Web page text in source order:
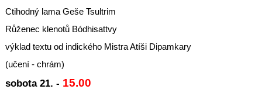
Ctihodný lama Geše Tsultrim
Růženec klenotů Bódhisattvy
výklad textu od indického Mistra Atíši Dipamkary
(učení - chrám)
sobota 21. - 15.00